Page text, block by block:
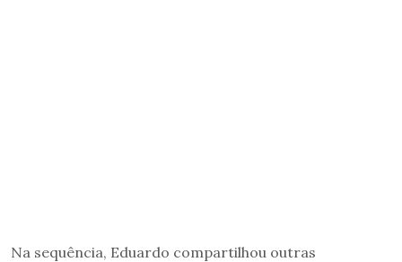
Na sequência, Eduardo compartilhou outras